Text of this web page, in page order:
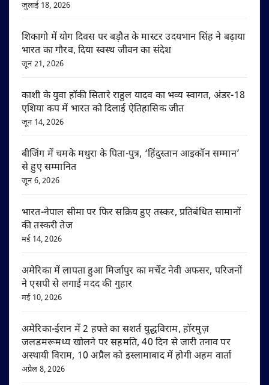
जुलाई 18, 2026
शिकागो में योग दिवस पर बड़ौत के मास्टर उदयभान सिंह ने बढ़ाया
भारत का गौरव, दिया स्वस्थ जीवन का संदेश
जून 21, 2026
काशी के युवा हॉकी सितारे राहुल यादव का भव्य स्वागत, अंडर-18
एशिया कप में भारत को दिलाई ऐतिहासिक जीत
जून 14, 2026
बीजिंग में चमके मथुरा के पिता-पुत्र, ‘हिंदुस्तान आइकॉन सम्मान’
से हुए सम्मानित
जून 6, 2026
भारत-नेपाल सीमा पर फिर सक्रिय हुए तस्कर, प्रतिबंधित सामानों
की तस्करी तेज
मई 14, 2026
अमेरिका में लापता हुआ मिर्जापुर का मर्चेंट नेवी अफसर, परिजनों
ने एसपी से लगाई मदद की गुहार
मई 10, 2026
अमेरिका-ईरान में 2 हफ्ते का सशर्त युद्धविराम, हॉरमुज़
जलडमरूमध्य खोलने पर सहमति, 40 दिन से जारी तनाव पर
अस्थायी विराम, 10 अप्रैल को इस्लामाबाद में होगी अहम वार्ता
अप्रैल 8, 2026